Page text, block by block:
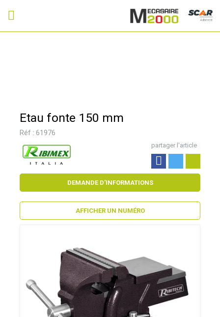
Adhérent
Etau fonte 150 mm
Réf : 61976
partager l'article
DEMANDE D'INFORMATIONS
AFFICHER UN NUMÉRO